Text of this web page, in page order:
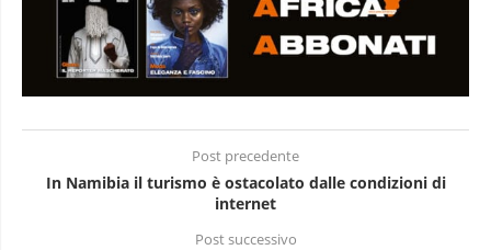
Post precedente
In Namibia il turismo è ostacolato dalle condizioni di
internet
Post successivo